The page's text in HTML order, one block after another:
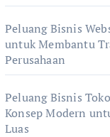
Peluang Bisnis
untuk Membantu
Perusahaan
Peluang Bisnis
Konsep Modern
Luas